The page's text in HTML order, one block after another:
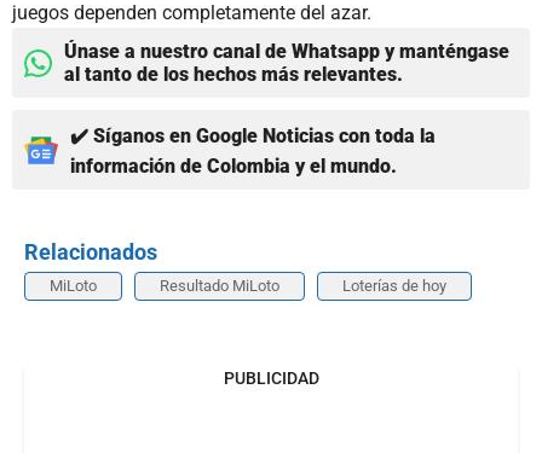
juegos dependen completamente del azar.
Únase a nuestro canal de Whatsapp y manténgase
al tanto de los hechos más relevantes.
✔️ Síganos en Google Noticias con toda la
información de Colombia y el mundo.
Relacionados
MiLoto Resultado MiLoto Loterías de hoy
PUBLICIDAD